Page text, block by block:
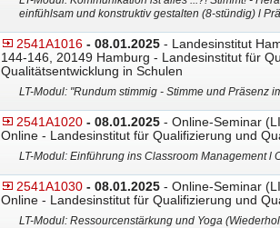
einfühlsam und konstruktiv gestalten (8-stündig) l
2541A1016 - 08.01.2025- Landesinstitut
144-146, 20149 Hamburg - Landesinstitut für
Qualitätsentwicklung in Schulen
LT-Modul: "Rundum stimmig - Stimme und Präsenz
2541A1020 - 08.01.2025- Online-Seminar
Online - Landesinstitut für Qualifizierung und
LT-Modul: Einführung ins Classroom Management l
2541A1030 - 08.01.2025- Online-Seminar
Online - Landesinstitut für Qualifizierung und
LT-Modul: Ressourcenstärkung und Yoga